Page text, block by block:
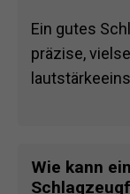
Ein gutes
präzise,
Wie kann